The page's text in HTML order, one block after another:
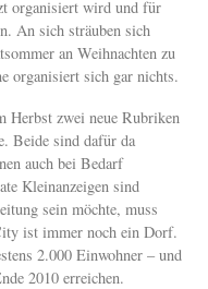
organisiert wird und für
An sich sträuben sich
an Weihnachten zu
organisiert sich gar nichts.
Herbst zwei neue Rubriken
Beide sind dafür da
auch bei Bedarf
Kleinanzeigen sind
sein möchte, muss
ist immer noch ein Dorf.
2.000 Einwohner – und
2010 erreichen.